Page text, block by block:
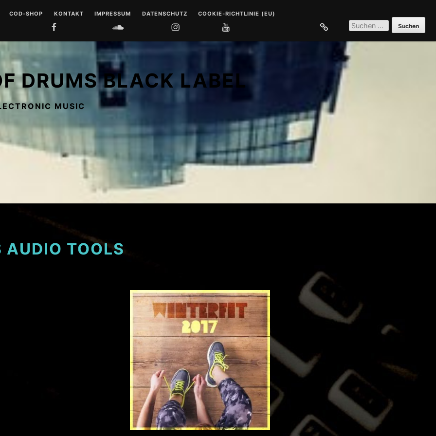
COD-SHOP KONTAKT IMPRESSUM DATENSCHUTZ COOKIE-RICHTLINIE (EU)
SOUNDCLOUD
SUCHEN
NACH:
DRUMS BLACK LABEL
MUSIC
AUDIO TOOLS